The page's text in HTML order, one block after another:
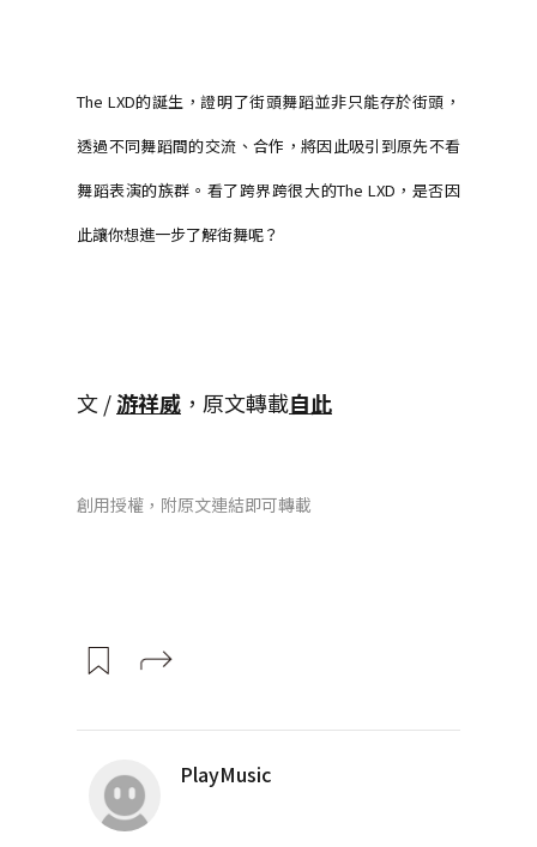
The LXD的誕生，證明了街頭舞蹈並非只能存於街頭，
透過不同舞蹈間的交流、合作，將因此吸引到原先不看
舞蹈表演的族群。 看了跨界跨很大的The LXD ，是否因
此讓你想進一步了解街舞呢？
文 /游祥威 ，原文轉載自此
創用授權，附原文連結即可轉載
PlayMusic